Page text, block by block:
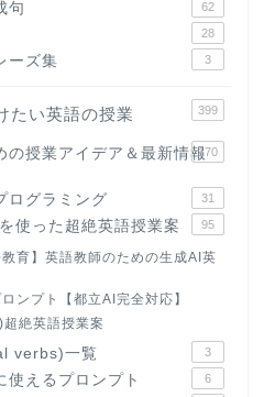
句 62
28
ーズ集 3
たい英語の授業 399
の授業アイデア＆最新情報170
ログラミング 31
使った超絶英語授業案 95
教育】英語教師のための生成AI英
ンプト【都立AI完全対応】
絶英語授業案
verbs)一覧 3
使えるプロンプト 6